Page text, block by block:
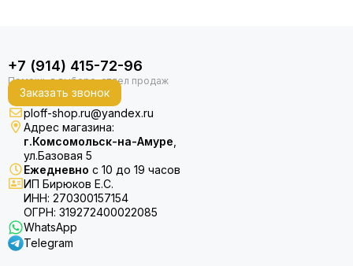
+7 (914) 415-72-96
Заказать звонок
ploff-shop.ru@yandex.ru
Адрес магазина:
г.Комсомольск-на-Амуре
ул.Базовая 5
Ежедневно с 10 до 19 часов
ИП Бирюков Е.С.
ИНН: 270300157154
ОГРН: 319272400022085
WhatsApp
Telegram